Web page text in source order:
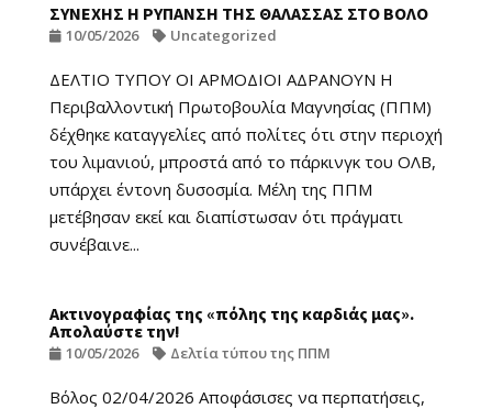
ΣΥΝΕΧΗΣ Η ΡΥΠΑΝΣΗ ΤΗΣ ΘΑΛΑΣΣΑΣ ΣΤΟ ΒΟΛΟ
10/05/2026 Uncategorized
ΔΕΛΤΙΟ ΤΥΠΟΥ ΟΙ ΑΡΜΟΔΙΟΙ ΑΔΡΑΝΟΥΝ Η
Περιβαλλοντική Πρωτοβουλία Μαγνησίας (ΠΠΜ)
δέχθηκε καταγγελίες από πολίτες ότι στην περιοχή
του λιμανιού, μπροστά από το πάρκινγκ του ΟΛΒ,
υπάρχει έντονη δυσοσμία. Μέλη της ΠΠΜ
μετέβησαν εκεί και διαπίστωσαν ότι πράγματι
συνέβαινε...
Ακτινογραφίας της «πόλης της καρδιάς μας».
Απολαύστε την!
10/05/2026 Δελτία τύπου της ΠΠΜ
Βόλος 02/04/2026 Αποφάσισες να περπατήσεις,